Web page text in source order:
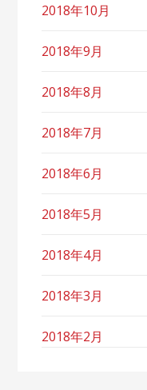
2018年10月
2018年9月
2018年8月
2018年7月
2018年6月
2018年5月
2018年4月
2018年3月
2018年2月